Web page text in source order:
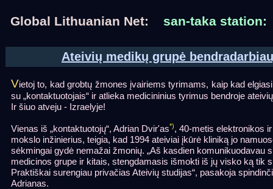
Global Lithuanian Net: san-taka station:
Ateivių medikų grupė
Vietoj to, kad grobtų žmones įvairiems tyrimams, kaip kad
su „kontaktuotojais“ ir atlieka medicininius tyrimus bendroje
Ir šiuo atveju - Izraelyje!
Vienas iš „kontaktuotojų“, Adrian Dvir'as*), 40-metis elektronikos
mokslo inžinierius, teigia, kad 1994 ateiviai įkūrė kliniką jo
sėkmingai gydė nemažai žmonių. „Aš kasdien komunikuodavau
medicinos grupe ir kitais, stengdamasis išmokti iš jų visko ką tik
Praktiškai surengiau privačias Ateivių studijas“, pasakoja
Adrianas.